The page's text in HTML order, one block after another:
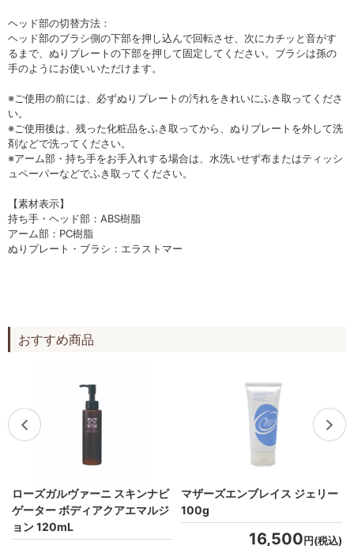
ヘッド部の切替方法：
ヘッド部のブラシ側の下部を押し込んで回転させ、次にカチッと音がす
るまで、ぬりプレートの下部を押して固定してください。ブラシは孫の
手のようにお使いいただけます。
※ご使用の前には、必ずぬりプレートの汚れをきれいにふき取ってくださ
い。
※ご使用後は、残った化粧品をふき取ってから、ぬりプレートを外して洗
剤などで洗ってください。
※アーム部・持ち手をお手入れする場合は、水洗いせず布またはティッシ
ュペーパーなどでふき取ってください。
【素材表示】
持ち手・ヘッド部：ABS樹脂
アーム部：PC樹脂
ぬりプレート・ブラシ：エラストマー
おすすめ商品
ローズガルヴァーニ スキンナビ
ゲーター ボディアクアエマルジ
ョン 120mL
マザーズエンブレイス ジェリー
100g
16,500円(税込)